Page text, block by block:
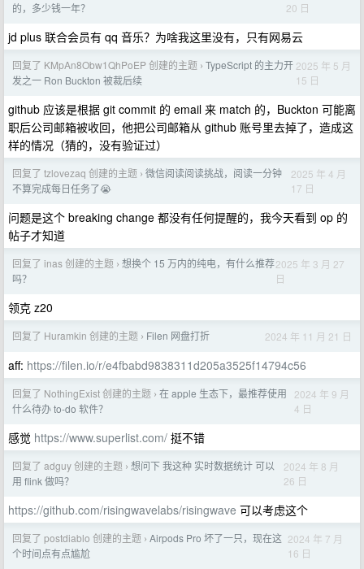
的，多少钱一年？
20 日
jd plus 联合会员有 qq 音乐？为啥我这里没有，只有网易云
回复了 KMpAn8Obw1QhPoEP 创建的主题 › TypeScript 的主力开
发之一 Ron Buckton 被裁后续
2025 年 5 月
15 日
github 应该是根据 git commit 的 email 来 match 的，Buckton 可能离
职后公司邮箱被收回，他把公司邮箱从 github 账号里去掉了，造成这
样的情况（猜的，没有验证过）
回复了 tzlovezaq 创建的主题 › 微信阅读阅读挑战，阅读一分钟
不算完成每日任务了😭
2025 年 4 月
17 日
问题是这个 breaking change 都没有任何提醒的，我今天看到 op 的
帖子才知道
回复了 inas 创建的主题 › 想换个 15 万内的纯电，有什么推荐
吗？
2025 年 3 月 27
日
领克 z20
回复了 Huramkin 创建的主题 › Filen 网盘打折 2024 年 11 月 21 日
aff: https://filen.io/r/e4fbabd9838311d205a3525f14794c56
回复了 NothingExist 创建的主题 › 在 apple 生态下，最推荐使用
什么待办 to-do 软件？
2024 年 9 月
4 日
感觉 https://www.superlist.com/ 挺不错
回复了 adguy 创建的主题 › 想问下 我这种 实时数据统计 可以
用 flink 做吗？
2024 年 8 月
26 日
https://github.com/risingwavelabs/risingwave 可以考虑这个
回复了 postdiablo 创建的主题 › Airpods Pro 坏了一只，现在这
个时间点有点尴尬
2024 年 7 月
16 日